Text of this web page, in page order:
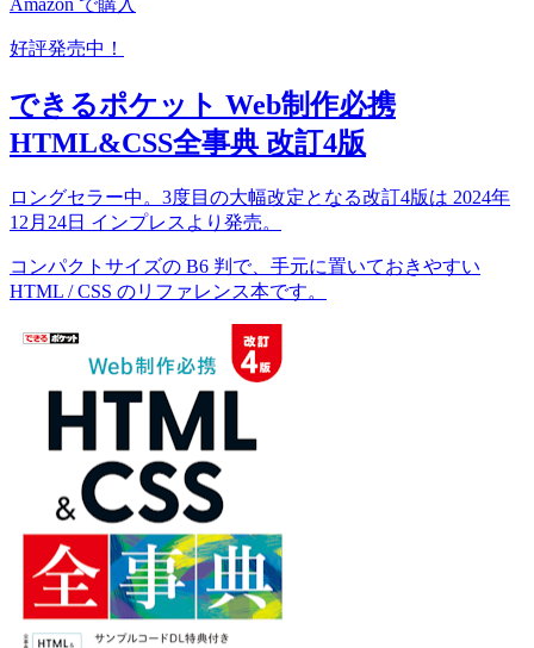
Amazon で購入
好評発売中！
できるポケット Web制作必携
HTML&CSS全事典 改訂4版
ロングセラー中。3度目の大幅改定となる改訂4版は 2024年
12月24日 インプレスより発売。
コンパクトサイズの B6 判で、手元に置いておきやすい
HTML / CSS のリファレンス本です。